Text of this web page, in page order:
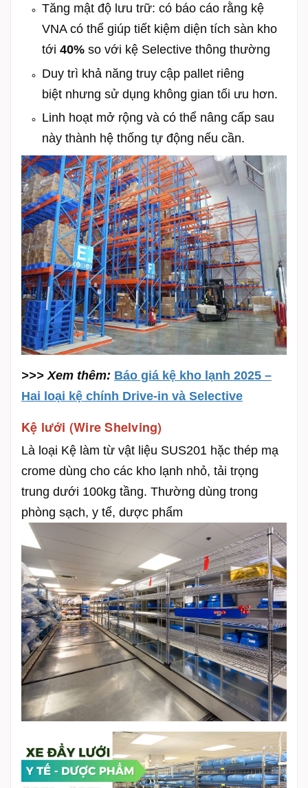
Tăng mật độ lưu trữ: có báo cáo rằng kệ
VNA có thể giúp tiết kiệm diện tích sàn kho
tới 40% so với kệ Selective thông thường
Duy trì khả năng truy cập pallet riêng
biệt nhưng sử dụng không gian tối ưu hơn.
Linh hoạt mở rộng và có thể nâng cấp sau
này thành hệ thống tự động nếu cần.
>>> Xem thêm: Báo giá kệ kho lạnh 2025 –
Hai loại kệ chính Drive-in và Selective
Kệ lưới (Wire Shelving)
Là loại Kệ làm từ vật liệu SUS201 hặc thép mạ
crome dùng cho các kho lạnh nhỏ, tải trọng
trung dưới 100kg tầng. Thường dùng trong
phòng sạch, y tế, dược phẩm